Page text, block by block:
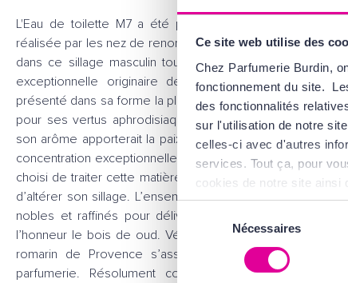
Ce site web utilise des
Chez Parfumerie Burdin,
fonctionnement du site.
des fonctionnalités
sur l'utilisation de notre
celles-ci avec d'autres
services. Tout ça, pour
cookies de notre site ainsi
d'Utilisation.
du
consentement
Nécessaires
L'Eau de toilette M7 a été pensée par Monsieur Yves
réalisée par les nez de renom Alberto Morillas et Jacques
dans ce sillage masculin toutes les propriétés
exceptionnelle originaire de l’Asie du sud-est. Cet
présenté dans sa forme la plus pure. Ce bois, venu du
pour ses vertus aphrodisiaques. La légende raconte
son arôme apporterait la paix de l'esprit et inviterait à la
concentration exceptionnelle, son sillage est intense et
choisi de traiter cette matière première comme de l’or en
d’altérer son sillage. L’ensemble des ingrédients
nobles et raffinés pour délivrer une fragrance d’une
l’honneur le bois de oud. Vétiver d’Haïti, bergamote
romarin de Provence s’associent pour créer une
parfumerie. Résolument contemporain, M7 développe